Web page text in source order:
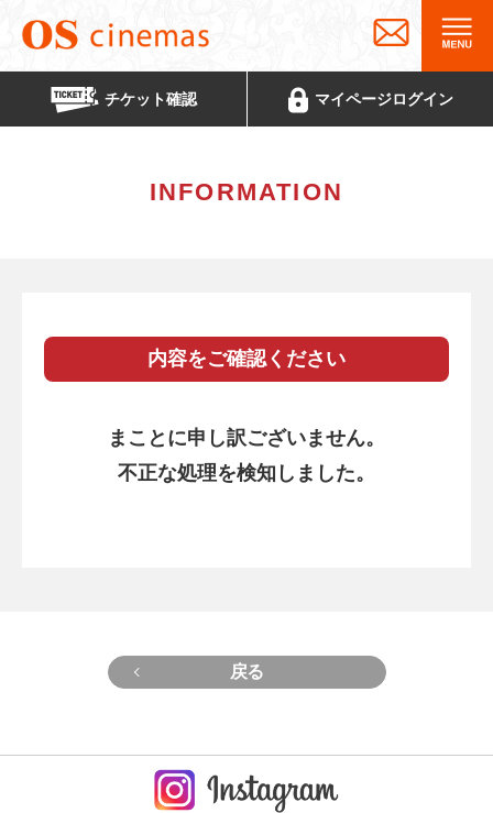
チケット確認 マイページログイン
INFORMATION
内容をご確認ください
まことに申し訳ございません。
不正な処理を検知しました。
戻る